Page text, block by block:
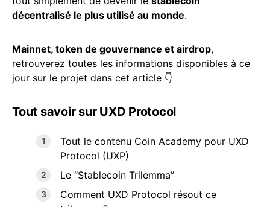
décentralisé le plus utilisé au monde.
Mainnet, token de gouvernance et airdrop,
retrouverez toutes les informations disponibles à ce
jour sur le projet dans cet article 👇
Tout savoir sur UXD Protocol
Tout le contenu Coin Academy pour UXD
Protocol (UXP)
Le “Stablecoin Trilemma”
Comment UXD Protocol résout ce